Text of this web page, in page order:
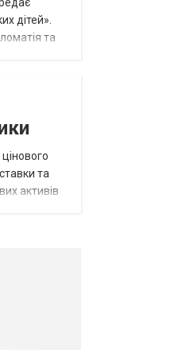
дітей».
та
та
активів